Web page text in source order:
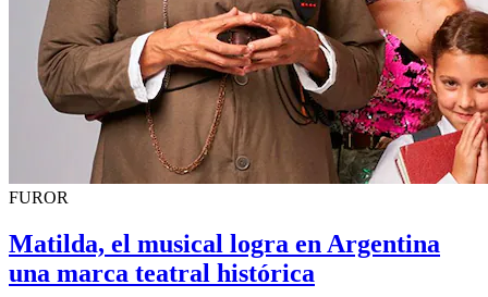
FUROR
Matilda, el musical logra en Argentina
una marca teatral histórica